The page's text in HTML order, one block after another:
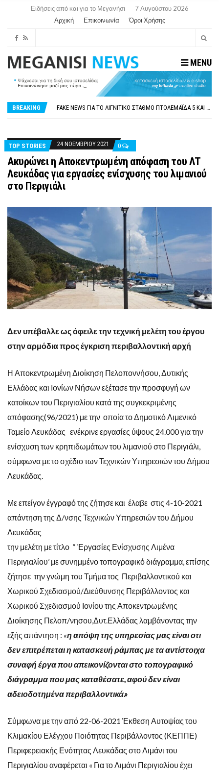
Ειδήσεις από και για το Μεγανήσι
7 Αυγούστου 2026
Αρχική
Επικοινωνία Όροι Χρήσης
MENU
BREAKING
ΠΑΡΑΙΤΉΘΗΚΕ Η ΑΝΤΙΔΉΜΑΡΧΟΣ ΠΟΛΙΤΙΣΜΟΎ ΜΕΓΑΝΗΣΊΟΥ Κ . ΕΥΑΓΓΕΛΊΑ ΜΕΛΆ. Η ΕΠΙΣΤΟΛΉ ΤΗΣ ΠΑΡΑΊΤΗΣΗΣ
FAKE NEWS ΓΙΑ ΤΟ ΛΙΓΝΙΤΙΚΌ ΣΤΑΘΜΌ ΠΤΟΛΕΜΑΪ́ΔΑ 5 ΚΑΙ ΤΗΝ ΕΝΕΡΓΕΙΑΚΉ ΑΣΦΆΛΕΙΑ ΤΗΣ ΧΏΡΑΣ
TOP STORIES
24 ΝΟΕΜΒΡΊΟΥ 2021 0
Ακυρώνει η Αποκεντρωμένη απόφαση του ΛΤ
Λευκάδας για εργασίες ενίσχυσης του λιμανιού
στο Περιγιάλι
Δεν υπέβαλλε ως όφειλε την τεχνική μελέτη του έργου
στην αρμόδια προς έγκριση περιβαλλοντική αρχή
Η Αποκεντρωμένη Διοίκηση Πελοποννήσου, Δυτικής
Ελλάδας και Ιονίων Νήσων εξέτασε την προσφυγή ων
κατοίκων του Περιγιαλίου κατά της συγκεκριμένης
απόφασης(96/2021) με την οποία το Δημοτικό Λιμενικό
Ταμείο Λευκάδας ενέκρινε εργασίες ύψους 24.000 για την
ενίσχυση των κρηπιδωμάτων του λιμανιού στο Περιγιάλι,
σύμφωνα με το σχέδιο των Τεχνικών Υπηρεσιών του Δήμου
Λευκάδας.
Με επείγον έγγραφό της ζήτησε και έλαβε στις 4-10-2021
απάντηση της Δ/νσης Τεχνικών Υπηρεσιών του Δήμου
Λευκάδας
την μελέτη με τίτλο ” ‘Εργασίες Ενίσχυσης Λιμένα
Περιγιαλίου’ με συνημμένο τοπογραφικό διάγραμμα, επίσης
ζήτησε την γνώμη του Τμήμα τος Περιβαλλοντικού και
Χωρικού Σχεδιασμού/Διεύθυνσης Περιβάλλοντος και
Χωρικού Σχεδιασμού Ιονίου της Αποκεντρωμένης
Διοίκησης Πελοπ/νησου,Δυτ.Ελλάδας λαμβάνοντας την
εξής απάντηση : «η απόψη της υπηρεσίας μας είναι οτι
δεν επιτρέπεται η κατασκευή ράμπας με τα αντίστοιχα
συναφή έργα που απεικονίζονται στο τοπογραφικό
διάγραμμα που μας καταθέσατε, αφού δεν είναι
αδειοδοτημένα περιβαλλοντικά.»
Σύμφωνα με την από 22-06-2021 Έκθεση Αυτοψίας του
Κλιμακίου Ελέγχου Ποιότητας Περιβάλλοντος (ΚΕΠΠΕ)
Περιφερειακής Ενότητας Λευκάδας στο Λιμάνι του
Περιγιαλίου αναφέρεται « Για το Λιμάνι Περιγιαλίου έχει